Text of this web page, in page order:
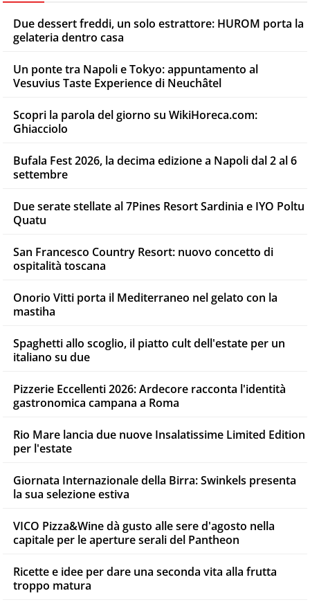
Due dessert freddi, un solo estrattore: HUROM porta la
gelateria dentro casa
Un ponte tra Napoli e Tokyo: appuntamento al
Vesuvius Taste Experience di Neuchâtel
Scopri la parola del giorno su WikiHoreca.com:
Ghiacciolo
Bufala Fest 2026, la decima edizione a Napoli dal 2 al 6
settembre
Due serate stellate al 7Pines Resort Sardinia e IYO Poltu
Quatu
San Francesco Country Resort: nuovo concetto di
ospitalità toscana
Onorio Vitti porta il Mediterraneo nel gelato con la
mastiha
Spaghetti allo scoglio, il piatto cult dell'estate per un
italiano su due
Pizzerie Eccellenti 2026: Ardecore racconta l'identità
gastronomica campana a Roma
Rio Mare lancia due nuove Insalatissime Limited Edition
per l'estate
Giornata Internazionale della Birra: Swinkels presenta
la sua selezione estiva
VICO Pizza&Wine dà gusto alle sere d'agosto nella
capitale per le aperture serali del Pantheon
Ricette e idee per dare una seconda vita alla frutta
troppo matura